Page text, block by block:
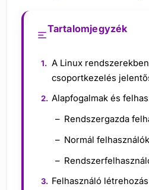
Tartalomjegyzék
A Linux
csoportkezelés
Alapfogalmak és
Rendszergazda
Normál felhasználók
Felhasználó